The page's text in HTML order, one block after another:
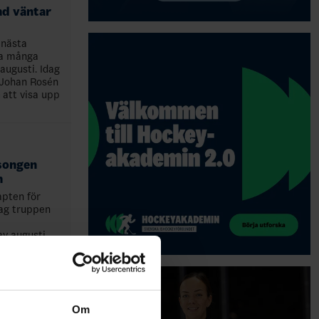
Om
väntar
många
Idag
Rosén
att visa upp
för
truppen
augusti.